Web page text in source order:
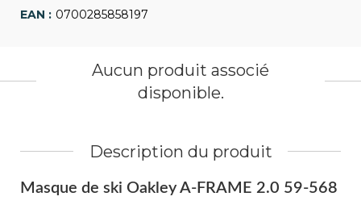
0700285858197
Description du produit
Masque de ski Oakley A-FRAME 2.0 59-568
Aucun produit associé
disponible.